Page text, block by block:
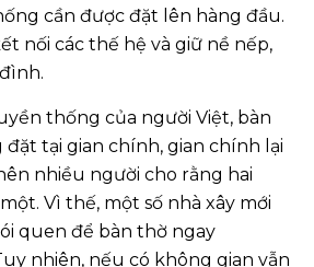
cần được đặt lên hàng đầu.
nối các thế hệ và giữ nề nếp,
thống của người Việt, bàn
tại gian chính, gian chính lại
nhiều người cho rằng hai
Vì thế, một số nhà xây mới
quen để bàn thờ ngay
nhiên, nếu có không gian vẫn